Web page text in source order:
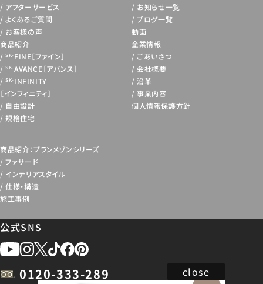
アフターサービス
よくあるご質問
お客様の声
商品紹介
SK-FINE［ファイン］
SK-AVANCE［アバンス］
SK-INFINITY
［インフィニティ］
自由設計
規格住宅
商品紹介：ブランメゾンシリーズ
ファサード
インテリアスタイル
仕様・構造
施工事例
お知らせ一覧
ブログ一覧
動画
企業情報
ごあいさつ
会社概要
沿革
事業内容
個人情報保護方針
公式SNS
0120-333-289 close